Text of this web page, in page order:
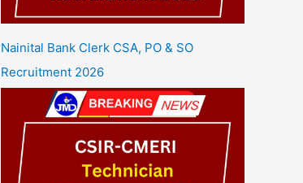
Nainital Bank Clerk CSA, PO & SO
Recruitment 2026